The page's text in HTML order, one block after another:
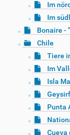
Im
Im
Bonaire -
Chile
Tiere
Im
Isla
Punta
Cueva